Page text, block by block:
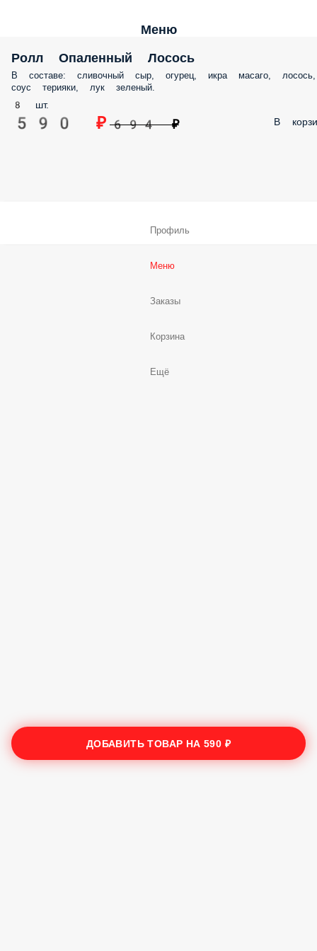
Меню
Ролл Опаленный Лосось
В составе: сливочный сыр, огурец, икра масаго, лосось, соус терияки,
лук зеленый.
8 шт.
590 ₽ 694 ₽ В
ДОБАВИТЬ ТОВАР НА590 ₽
Профиль
Меню
Заказы
Корзина
Ещё